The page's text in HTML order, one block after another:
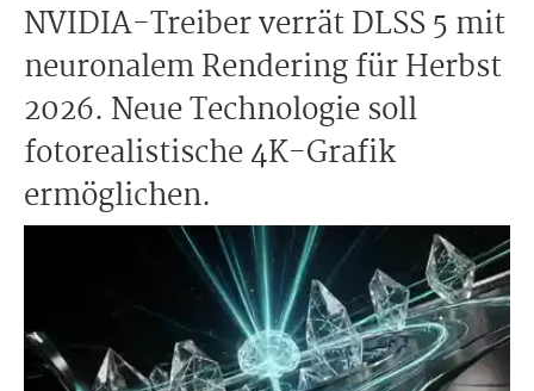
NVIDIA-Treiber verrät DLSS 5 mit
neuronalem Rendering für Herbst
2026. Neue Technologie soll
fotorealistische 4K-Grafik
ermöglichen.